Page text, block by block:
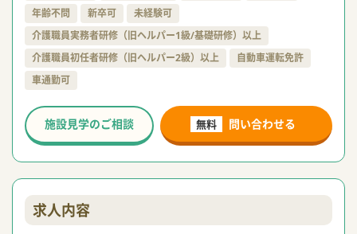
年齢不問
新卒可
未経験可
介護職員実務者研修（旧ヘルパー1級/基礎研修）以上
介護職員初任者研修（旧ヘルパー2級）以上
自動車運転免許
車通勤可
無料 問い合わせる
施設見学のご相談
求人内容